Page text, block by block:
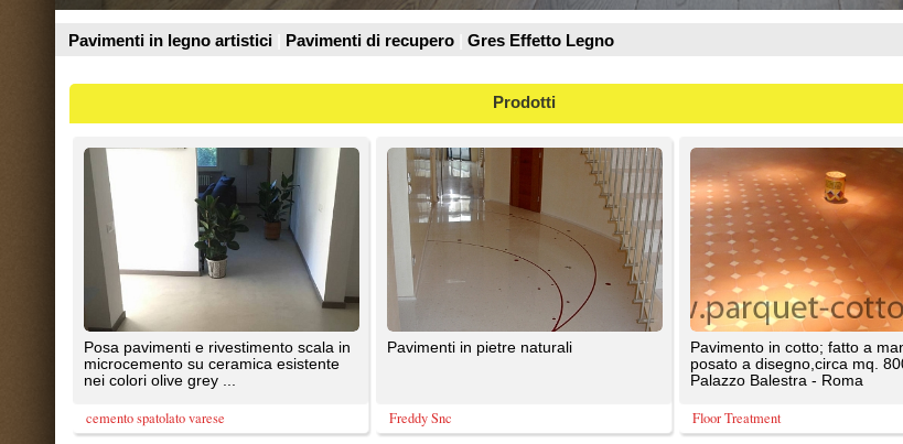
Posa pavimenti e rivestimento scala in
microcemento su ceramica esistente
nei colori olive grey ...
cemento spatolato varese
Pavimenti in pietre naturali
Freddy Snc
Pavimento in cotto; fatto a mano
posato a disegno,circa mq. 800
Palazzo Balestra - Roma
Floor Treatment
cotto con intarsi in marmo. Presso
Chiesa S.Michele - ...
essenze disponibili.
direttamente sulle vecchie mattonelle,
evitando la demolizione, ...